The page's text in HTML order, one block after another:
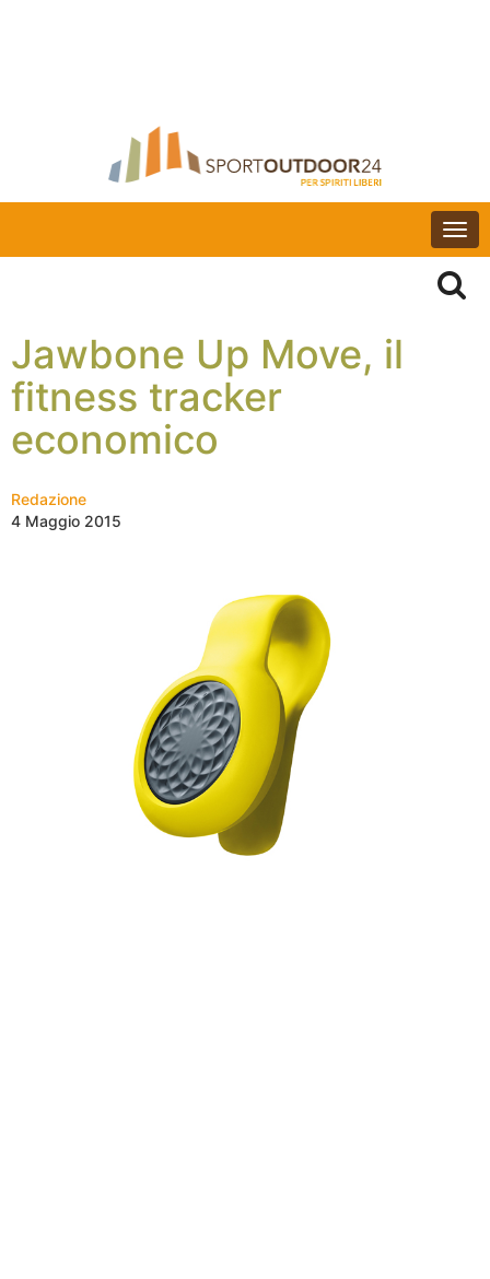
Jawbone Up Move, il
fitness tracker
economico
Redazione
4 Maggio 2015